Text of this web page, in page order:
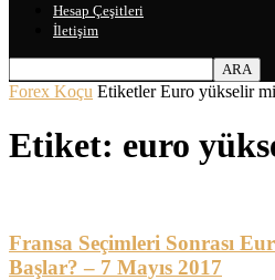
Hesap Çeşitleri
İletişim
Forex Koçu Etiketler Euro yükselir mi
Etiket: euro
Fransa Seçimleri Sonrası
Başlar? – 7 Mayıs 2017